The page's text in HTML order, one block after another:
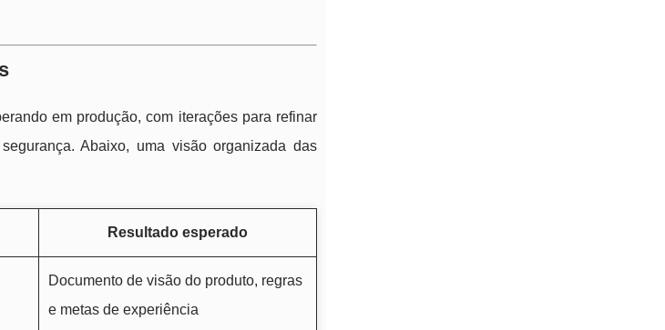
em produção, com iterações para refinar
Abaixo, uma visão organizada das
Resultado esperado
Documento de visão do produto, regras
e metas de experiência